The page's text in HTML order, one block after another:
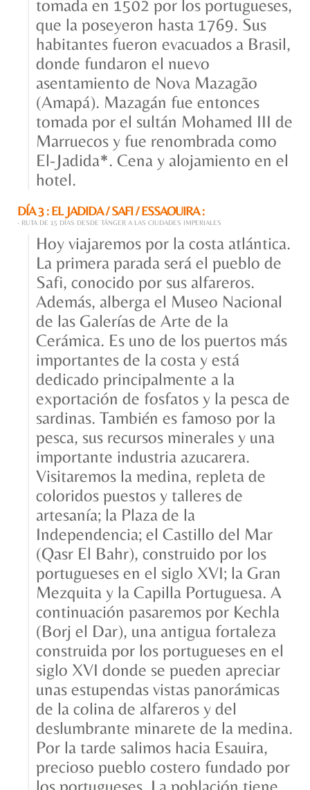
tomada en 1502 por los portugueses,
que la poseyeron hasta 1769. Sus
habitantes fueron evacuados a Brasil,
donde fundaron el nuevo
asentamiento de Nova Mazagão
(Amapá). Mazagán fue entonces
tomada por el sultán Mohamed III de
Marruecos y fue renombrada como
El-Jadida*. Cena y alojamiento en el
hotel.
DÍA 3 : EL JADIDA / SAFI / ESSAOUIRA :
- RUTA DE 15 DÍAS DESDE TÁNGER A LAS CIUDADES IMPERIALES
Hoy viajaremos por la costa atlántica.
La primera parada será el pueblo de
Safi, conocido por sus alfareros.
Además, alberga el Museo Nacional
de las Galerías de Arte de la
Cerámica. Es uno de los puertos más
importantes de la costa y está
dedicado principalmente a la
exportación de fosfatos y la pesca de
sardinas. También es famoso por la
pesca, sus recursos minerales y una
importante industria azucarera.
Visitaremos la medina, repleta de
coloridos puestos y talleres de
artesanía; la Plaza de la
Independencia; el Castillo del Mar
(Qasr El Bahr), construido por los
portugueses en el siglo XVI; la Gran
Mezquita y la Capilla Portuguesa. A
continuación pasaremos por Kechla
(Borj el Dar), una antigua fortaleza
construida por los portugueses en el
siglo XVI donde se pueden apreciar
unas estupendas vistas panorámicas
de la colina de alfareros y del
deslumbrante minarete de la medina.
Por la tarde salimos hacia Esauira,
precioso pueblo costero fundado por